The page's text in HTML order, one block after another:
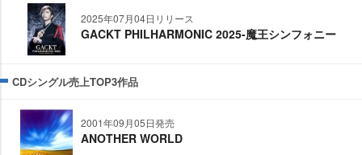
2025年07月04日リリース
GACKT PHILHARMONIC 2025-魔王シンフォニー
CDシングル売上TOP3作品
2001年09月05日発売
ANOTHER WORLD